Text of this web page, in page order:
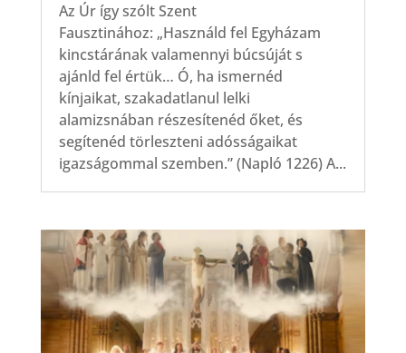
Az Úr így szólt Szent
Fausztinához: „Használd fel Egyházam
kincstárának valamennyi búcsúját s
ajánld fel értük… Ó, ha ismernéd
kínjaikat, szakadatlanul lelki
alamizsnában részesítenéd őket, és
segítenéd törleszteni adósságaikat
igazságommal szemben.” (Napló 1226) A...